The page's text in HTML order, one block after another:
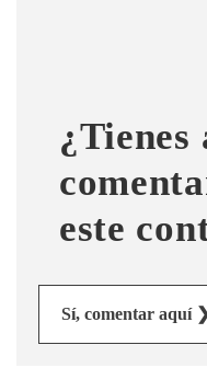
¿Tienes
este
Sí, comentar aquí
Mensaje